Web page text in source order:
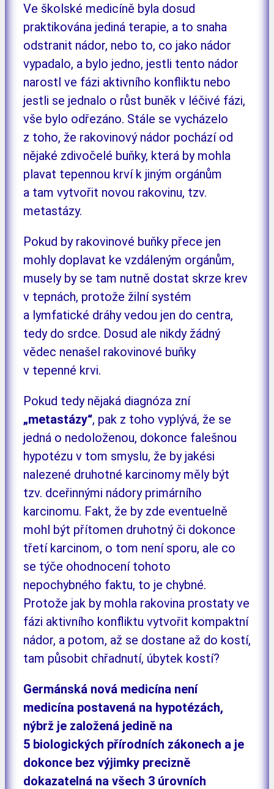
Ve školské medicíně byla dosud
praktikována jediná terapie, a to snaha
odstranit nádor, nebo to, co jako nádor
vypadalo, a bylo jedno, jestli tento nádor
narostl ve fázi aktivního konfliktu nebo
jestli se jednalo o růst buněk v léčivé fázi,
vše bylo odřezáno. Stále se vycházelo
z toho, že rakovinový nádor pochází od
nějaké zdivočelé buňky, která by mohla
plavat tepennou krví k jiným orgánům
a tam vytvořit novou rakovinu, tzv.
metastázy.
Pokud by rakovinové buňky přece jen
mohly doplavat ke vzdáleným orgánům,
musely by se tam nutně dostat skrze krev
v tepnách, protože žilní systém
a lymfatické dráhy vedou jen do centra,
tedy do srdce. Dosud ale nikdy žádný
vědec nenašel rakovinové buňky
v tepenné krvi.
Pokud tedy nějaká diagnóza zní
„metastázy“, pak z toho vyplývá, že se
jedná o nedoloženou, dokonce falešnou
hypotézu v tom smyslu, že by jakési
nalezené druhotné karcinomy měly být
tzv. dceřinnými nádory primárního
karcinomu. Fakt, že by zde eventuelně
mohl být přítomen druhotný či dokonce
třetí karcinom, o tom není sporu, ale co
se týče ohodnocení tohoto
nepochybného faktu, to je chybné.
Protože jak by mohla rakovina prostaty ve
fázi aktivního konfliktu vytvořit kompaktní
nádor, a potom, až se dostane až do kostí,
tam působit chřadnutí, úbytek kostí?
Germánská nová medicína není
medicína postavená na hypotézách,
nýbrž je založená jedině na
5 biologických přírodních zákonech a je
dokonce bez výjimky precizně
dokazatelná na všech 3 úrovních